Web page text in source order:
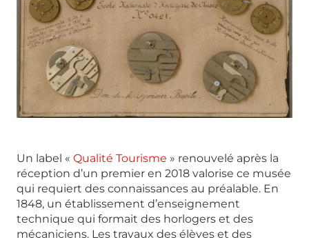
Un label « Qualité Tourisme » renouvelé après la
réception d’un premier en 2018 valorise ce musée
qui requiert des connaissances au préalable. En
1848, un établissement d’enseignement
technique qui formait des horlogers et des
mécaniciens. Les travaux des élèves et des